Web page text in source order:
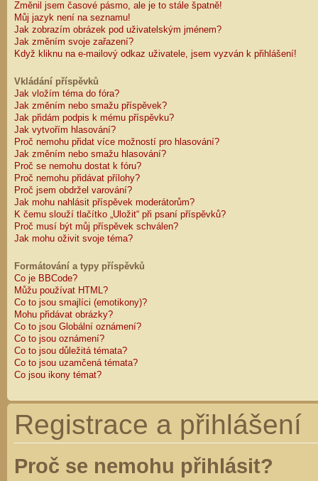
Změnil jsem časové pásmo, ale je to stále špatně!
Můj jazyk není na seznamu!
Jak zobrazím obrázek pod uživatelským jménem?
Jak změním svoje zařazení?
Když kliknu na e-mailový odkaz uživatele, jsem vyzván k přihlášení!
Vkládání příspěvků
Jak vložím téma do fóra?
Jak změním nebo smažu příspěvek?
Jak přidám podpis k mému příspěvku?
Jak vytvořím hlasování?
Proč nemohu přidat více možností pro hlasování?
Jak změním nebo smažu hlasování?
Proč se nemohu dostat k fóru?
Proč nemohu přidávat přílohy?
Proč jsem obdržel varování?
Jak mohu nahlásit příspěvek moderátorům?
K čemu slouží tlačítko „Uložit“ při psaní příspěvků?
Proč musí být můj příspěvek schválen?
Jak mohu oživit svoje téma?
Formátování a typy příspěvků
Co je BBCode?
Můžu používat HTML?
Co to jsou smajlíci (emotikony)?
Mohu přidávat obrázky?
Co to jsou Globální oznámení?
Co to jsou oznámení?
Co to jsou důležitá témata?
Co to jsou uzamčená témata?
Co jsou ikony témat?
Registrace a přihlášení
Proč se nemohu přihlásit?